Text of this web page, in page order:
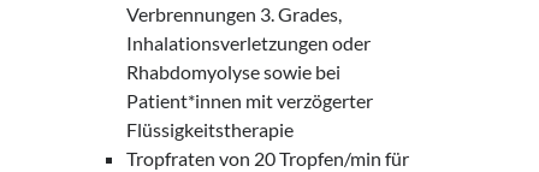
Verbrennungen 3. Grades,
Inhalationsverletzungen oder
Rhabdomyolyse sowie bei
Patient*innen mit verzögerter
Flüssigkeitstherapie
Tropfraten von 20 Tropfen/min für